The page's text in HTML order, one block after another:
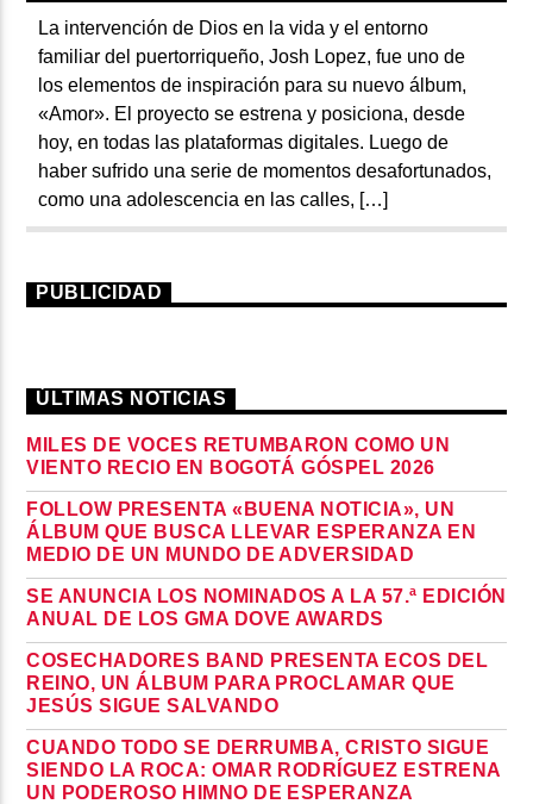
La intervención de Dios en la vida y el entorno
familiar del puertorriqueño, Josh Lopez, fue uno de
los elementos de inspiración para su nuevo álbum,
«Amor». El proyecto se estrena y posiciona, desde
hoy, en todas las plataformas digitales. Luego de
haber sufrido una serie de momentos desafortunados,
como una adolescencia en las calles, […]
PUBLICIDAD
ÚLTIMAS NOTICIAS
MILES DE VOCES RETUMBARON COMO UN
VIENTO RECIO EN BOGOTÁ GÓSPEL 2026
FOLLOW PRESENTA «BUENA NOTICIA», UN
ÁLBUM QUE BUSCA LLEVAR ESPERANZA EN
MEDIO DE UN MUNDO DE ADVERSIDAD
SE ANUNCIA LOS NOMINADOS A LA 57.ª EDICIÓN
ANUAL DE LOS GMA DOVE AWARDS
COSECHADORES BAND PRESENTA ECOS DEL
REINO, UN ÁLBUM PARA PROCLAMAR QUE
JESÚS SIGUE SALVANDO
CUANDO TODO SE DERRUMBA, CRISTO SIGUE
SIENDO LA ROCA: OMAR RODRÍGUEZ ESTRENA
UN PODEROSO HIMNO DE ESPERANZA